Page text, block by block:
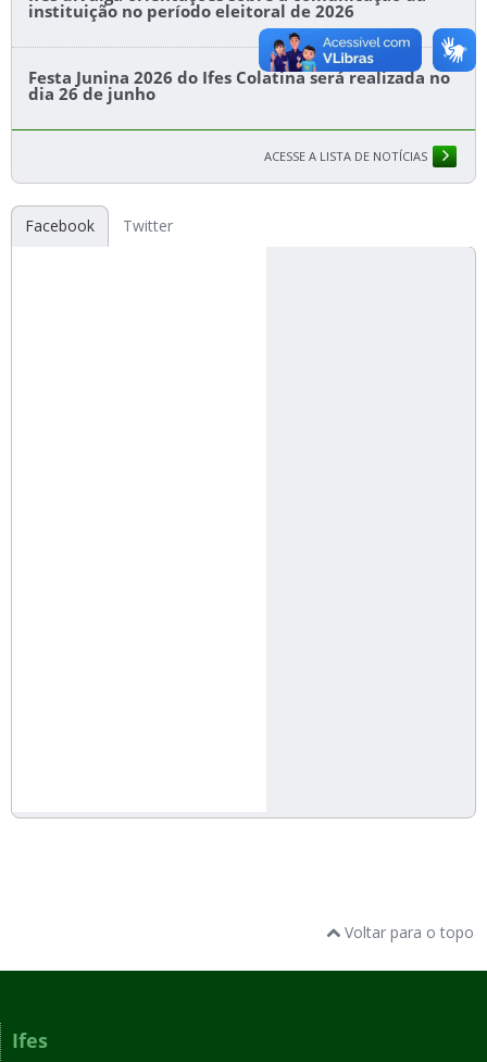
instituição no período eleitoral de 2026
Festa Junina 2026 do Ifes Colatina será realizada no
dia 26 de junho
ACESSE A LISTA DE NOTÍCIAS
Facebook Twitter
Voltar para o topo
Ifes